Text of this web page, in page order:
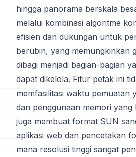
hingga panorama berskala
melalui kombinasi algoritme
efisien dan dukungan untuk
berubin, yang memungkinkan
dibagi menjadi bagian-bagian
dapat dikelola. Fitur petak ini
memfasilitasi waktu pemuatan
dan penggunaan memori yang
juga membuat format SUN
aplikasi web dan pencetakan
mana resolusi tinggi sangat